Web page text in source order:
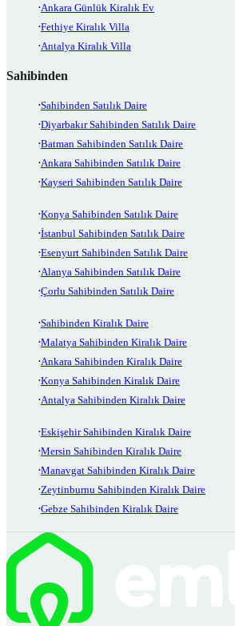
Ankara Günlük Kiralık Ev
Fethiye Kiralık Villa
Antalya Kiralık Villa
Sahibinden
Sahibinden Satılık Daire
Diyarbakır Sahibinden Satılık Daire
Batman Sahibinden Satılık Daire
Ankara Sahibinden Satılık Daire
Kayseri Sahibinden Satılık Daire
Konya Sahibinden Satılık Daire
İstanbul Sahibinden Satılık Daire
Esenyurt Sahibinden Satılık Daire
Alanya Sahibinden Satılık Daire
Çorlu Sahibinden Satılık Daire
Sahibinden Kiralık Daire
Malatya Sahibinden Kiralık Daire
Ankara Sahibinden Kiralık Daire
Konya Sahibinden Kiralık Daire
Antalya Sahibinden Kiralık Daire
Eskişehir Sahibinden Kiralık Daire
Mersin Sahibinden Kiralık Daire
Manavgat Sahibinden Kiralık Daire
Zeytinburnu Sahibinden Kiralık Daire
Gebze Sahibinden Kiralık Daire